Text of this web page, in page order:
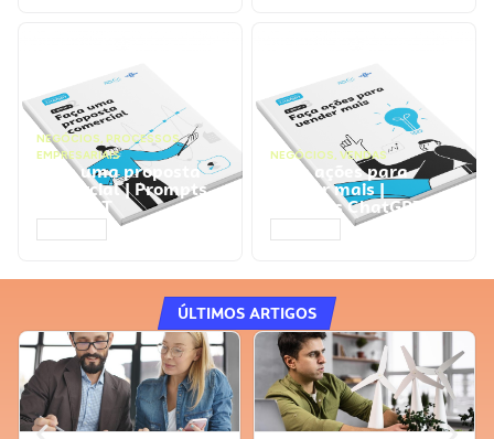
NEGÓCIOS, PROCESSOS
EMPRESARIAIS
Faça uma proposta
comercial | Prompts
ChatGPT
NEGÓCIOS, VENDAS
Faça ações para
vender mais |
Prompts ChatGPT
ÚLTIMOS ARTIGOS